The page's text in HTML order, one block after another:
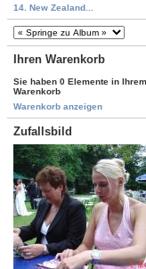
14. New Zealand...
Ihren Warenkorb
Sie haben 0 Elemente in Ihrem
Warenkorb
Warenkorb anzeigen
Zufallsbild